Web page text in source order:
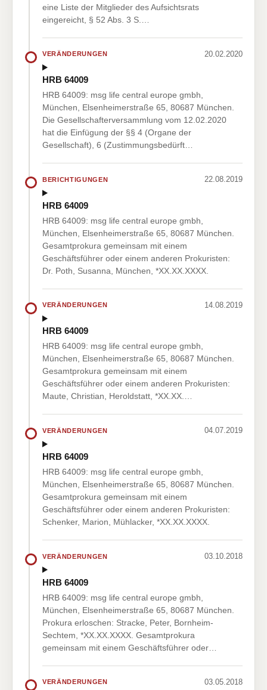
eine Liste der Mitglieder des Aufsichtsrats
eingereicht, § 52 Abs. 3 S.…
VERÄNDERUNGEN 20.02.2020
HRB 64009
HRB 64009: msg life central europe gmbh,
München, Elsenheimerstraße 65, 80687 München.
Die Gesellschafterversammlung vom 12.02.2020
hat die Einfügung der §§ 4 (Organe der
Gesellschaft), 6 (Zustimmungsbedürft…
BERICHTIGUNGEN 22.08.2019
HRB 64009
HRB 64009: msg life central europe gmbh,
München, Elsenheimerstraße 65, 80687 München.
Gesamtprokura gemeinsam mit einem
Geschäftsführer oder einem anderen Prokuristen:
Dr. Poth, Susanna, München, *XX.XX.XXXX.
VERÄNDERUNGEN 14.08.2019
HRB 64009
HRB 64009: msg life central europe gmbh,
München, Elsenheimerstraße 65, 80687 München.
Gesamtprokura gemeinsam mit einem
Geschäftsführer oder einem anderen Prokuristen:
Maute, Christian, Heroldstatt, *XX.XX.…
VERÄNDERUNGEN 04.07.2019
HRB 64009
HRB 64009: msg life central europe gmbh,
München, Elsenheimerstraße 65, 80687 München.
Gesamtprokura gemeinsam mit einem
Geschäftsführer oder einem anderen Prokuristen:
Schenker, Marion, Mühlacker, *XX.XX.XXXX.
VERÄNDERUNGEN 03.10.2018
HRB 64009
HRB 64009: msg life central europe gmbh,
München, Elsenheimerstraße 65, 80687 München.
Prokura erloschen: Stracke, Peter, Bornheim-
Sechtem, *XX.XX.XXXX. Gesamtprokura
gemeinsam mit einem Geschäftsführer oder…
VERÄNDERUNGEN 03.05.2018